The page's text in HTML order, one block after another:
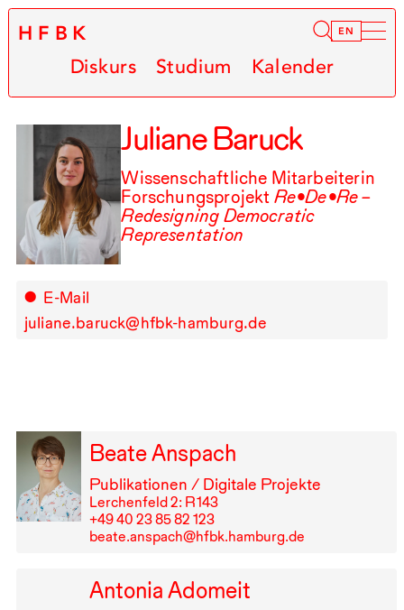
HFBK EN
Diskurs Studium Kalender
Juliane Baruck
Wissenschaftliche Mitarbeiterin
Forschungsprojekt Re•De•Re –
Redesigning Democratic
Representation
E-Mail
juliane.baruck@hfbk-hamburg.de
Beate Anspach
Publikationen / Digitale Projekte
Lerchenfeld 2: R⁠ ⁠143
+49⁠ ⁠40⁠ ⁠23⁠ ⁠85⁠ ⁠82⁠ ⁠123
beate.anspach@hfbk.hamburg.de
Antonia Adomeit